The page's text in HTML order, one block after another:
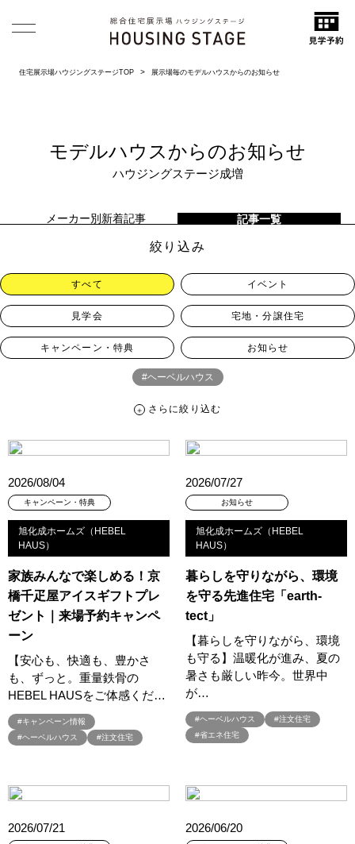
住宅展示場ハウジングステージTOP 展示場毎のモデルハウスからのお知らせ
モデルハウスからのお知らせ
ハウジングステージ成増
メーカー別新着記事 記事一覧
絞り込み
すべて イベント
見学会 宅地・分譲住宅
キャンペーン・特典 お知らせ
#ヘーベルハウス
さらに絞り込む
カテゴリー
すべて 宅地・分譲住宅
キャンペーン・特典
ハッシュタグ
##スウェーデンハウス ＃キャンペーン ＃イベント
##スウェーデンハウス ＃内覧会 ＃イベント ##一斉現場見学会
##一斉現場見学会 #完成現場 #スウェーデンハウスの分譲住宅
#,ライフプランン #1000万円プレゼントキャンペーン
#1日限定イベント #1級建築士 #2024年 #2025年断熱仕様
#2026年カレンダー #20時から見学 #2世帯住宅
#3/28（木）NEW OPEN #35周年 #3F建て
#3か月で土地を決める #3階建て #3階建分譲地
#45階 #4年連続世界記録達成 #5階建て見学会 完成
#amazonギフトカードプレゼント #Amazonギフトプレゼント
#Amazonギフトプレゼントキャンペーン #BALMUDA
2026/08/04
キャンペーン・特典
旭化成ホームズ（HEBEL
HAUS）
家族みんなで楽しめる！京
橋千疋屋アイスギフトプレ
ゼント｜来場予約キャンペ
ーン
【安心も、快適も、豊かさ
も、ずっと。重量鉄骨の
HEBEL HAUSをご体感くだ…
#キャンペーン情報
#ヘーベルハウス
#注文住宅
2026/07/27
お知らせ
旭化成ホームズ（HEBEL
HAUS）
暮らしを守りながら、環境
を守る先進住宅「earth-
tect」
【暮らしを守りながら、環境
も守る】温暖化が進み、夏の
暑さも厳しい昨今。世界中
が…
#ヘーベルハウス
#注文住宅
#省エネ住宅
2026/07/21 2026/06/20